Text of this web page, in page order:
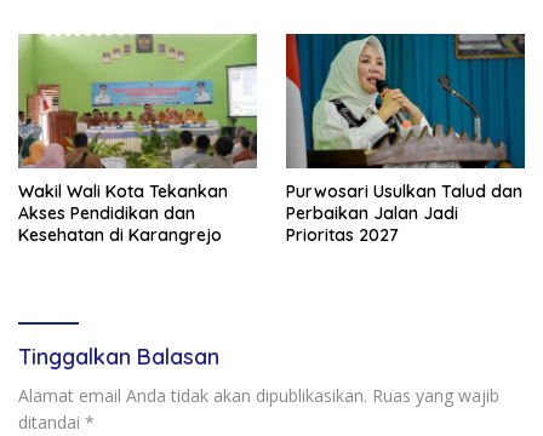
Wakil Wali Kota Tekankan
Akses Pendidikan dan
Kesehatan di Karangrejo
Purwosari Usulkan Talud dan
Perbaikan Jalan Jadi
Prioritas 2027
Tinggalkan Balasan
Alamat email Anda tidak akan dipublikasikan. Ruas yang wajib
ditandai *